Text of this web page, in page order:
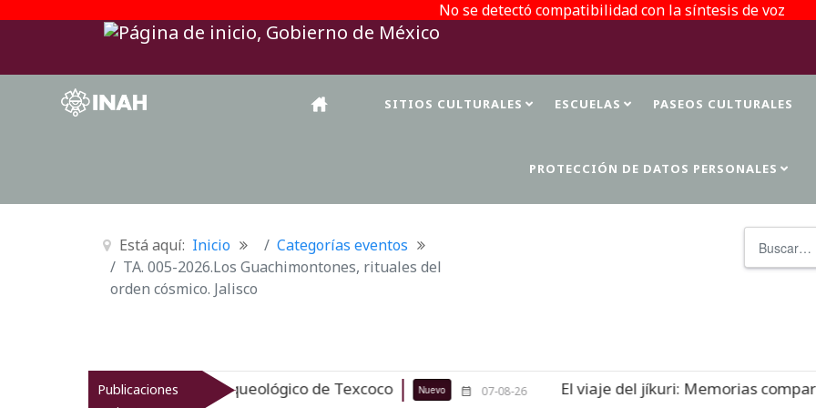
No se detectó compatibilidad con la síntesis de voz
SITIOS CULTURALES ESCUELAS PASEOS CULTURALES
PROTECCIÓN DE DATOS PERSONALES
Está aquí: Inicio
Categorías eventos
TA. 005-2026.Los Guachimontones, rituales del
orden cósmico. Jalisco
Publicaciones
el patrimonio arqueológico de Texcoco Nuevo 07-08-26 El viaje del jíkuri: Memorias compartidas en